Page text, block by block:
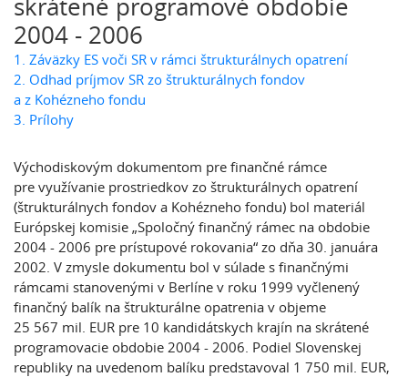
skrátené programové obdobie
2004 - 2006
1. Záväzky ES voči SR v rámci štrukturálnych opatrení
2. Odhad príjmov SR zo štrukturálnych fondov
a z Kohézneho fondu
3. Prílohy
Východiskovým dokumentom pre finančné rámce
pre využívanie prostriedkov zo štrukturálnych opatrení
(štrukturálnych fondov a Kohézneho fondu) bol materiál
Európskej komisie „Spoločný finančný rámec na obdobie
2004 - 2006 pre prístupové rokovania“ zo dňa 30. januára
2002. V zmysle dokumentu bol v súlade s finančnými
rámcami stanovenými v Berlíne v roku 1999 vyčlenený
finančný balík na štrukturálne opatrenia v objeme
25 567 mil. EUR pre 10 kandidátskych krajín na skrátené
programovacie obdobie 2004 - 2006. Podiel Slovenskej
republiky na uvedenom balíku predstavoval 1 750 mil. EUR,